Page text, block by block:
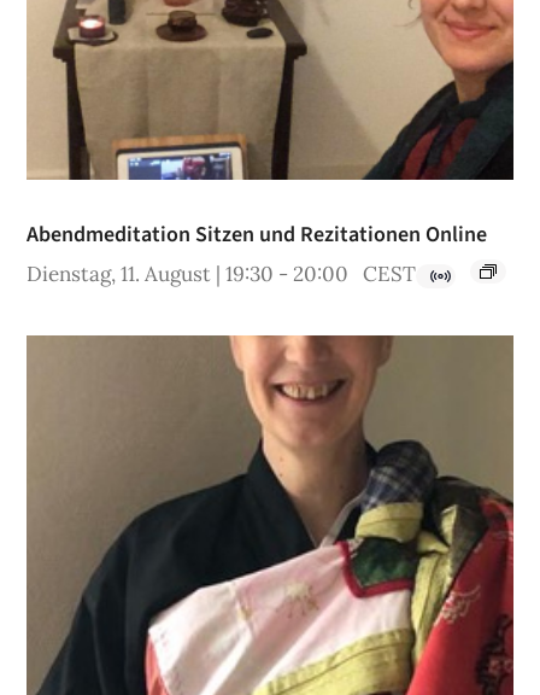
Abendmeditation Sitzen und Rezitationen Online
Dienstag, 11. August | 19:30 -20:00 CEST